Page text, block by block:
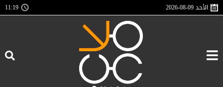
الأحد2026-08-09
11:19